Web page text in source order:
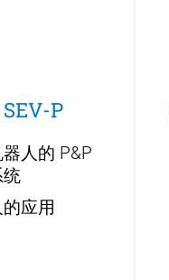
P
人的 P&P
应用